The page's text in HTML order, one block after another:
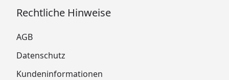
Rechtliche Hinweise
AGB
Datenschutz
Kundeninformationen